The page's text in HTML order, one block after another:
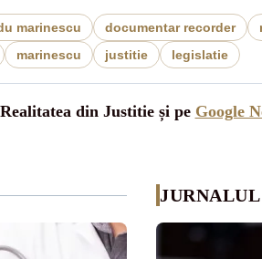
marinescu documentar recorder
marinescu justitie legislatie
din Justitie și pe Google